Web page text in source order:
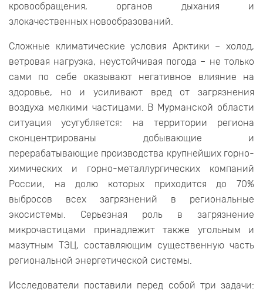
кровообращения, органов дыхания и
злокачественных новообразований.
Сложные климатические условия Арктики – холод,
ветровая нагрузка, неустойчивая погода – не только
сами по себе оказывают негативное влияние на
здоровье, но и усиливают вред от загрязнения
воздуха мелкими частицами. В Мурманской области
ситуация усугубляется: на территории региона
сконцентрированы добывающие и
перерабатывающие производства крупнейших горно-
химических и горно-металлургических компаний
России, на долю которых приходится до 70%
выбросов всех загрязнений в региональные
экосистемы. Серьезная роль в загрязнение
микрочастицами принадлежит также угольным и
мазутным ТЭЦ, составляющим существенную часть
региональной энергетической системы.
Исследователи поставили перед собой три задачи: